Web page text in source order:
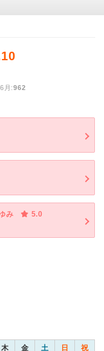
:962
み
5.0
木 金 土 日 祝